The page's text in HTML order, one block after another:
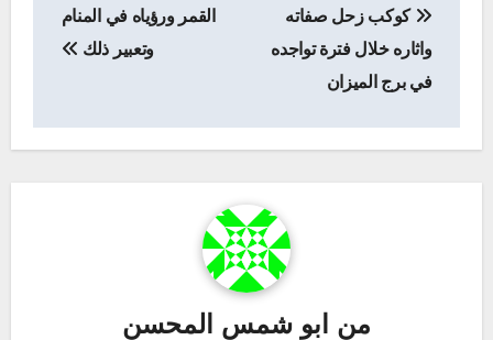
المقالات
كوكب زحل صفاته
واثاره خلال فترة تواجده
في برج الميزان
القمر ورؤياه في المنام
وتعبير ذلك
من ابو شمس المحسن